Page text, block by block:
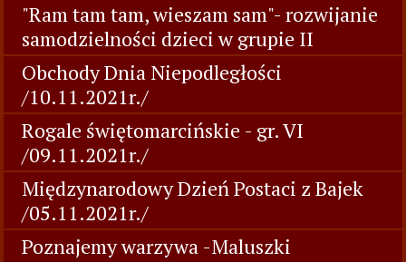
"Ram tam tam, wieszam sam"- rozwijanie
samodzielności dzieci w grupie II
Obchody Dnia Niepodległości
/10.11.2021r./
Rogale świętomarcińskie - gr. VI
/09.11.2021r./
Międzynarodowy Dzień Postaci z Bajek
/05.11.2021r./
Poznajemy warzywa -Maluszki